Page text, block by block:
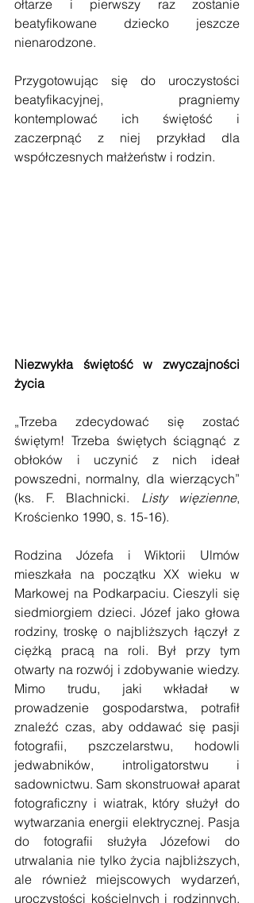
ołtarze i pierwszy raz zostanie
beatyfikowane dziecko jeszcze
nienarodzone.
Przygotowując się do uroczystości
beatyfikacyjnej, pragniemy
kontemplować ich świętość i
zaczerpnąć z niej przykład dla
współczesnych małżeństw i rodzin.
Niezwykła świętość w zwyczajności
życia
„Trzeba zdecydować się zostać
świętym! Trzeba świętych ściągnąć z
obłoków i uczynić z nich ideał
powszedni, normalny, dla wierzących”
(ks. F. Blachnicki. Listy więzienne,
Krościenko 1990, s. 15-16).
Rodzina Józefa i Wiktorii Ulmów
mieszkała na początku XX wieku w
Markowej na Podkarpaciu. Cieszyli się
siedmiorgiem dzieci. Józef jako głowa
rodziny, troskę o najbliższych łączył z
ciężką pracą na roli. Był przy tym
otwarty na rozwój i zdobywanie wiedzy.
Mimo trudu, jaki wkładał w
prowadzenie gospodarstwa, potrafił
znaleźć czas, aby oddawać się pasji
fotografii, pszczelarstwu, hodowli
jedwabników, introligatorstwu i
sadownictwu. Sam skonstruował aparat
fotograficzny i wiatrak, który służył do
wytwarzania energii elektrycznej. Pasja
do fotografii służyła Józefowi do
utrwalania nie tylko życia najbliższych,
ale również miejscowych wydarzeń,
uroczystości kościelnych i rodzinnych.